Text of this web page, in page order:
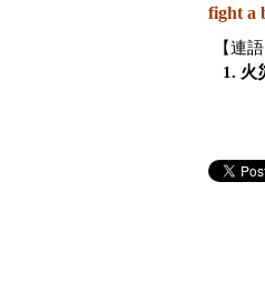
fight a
【連語
1. 火